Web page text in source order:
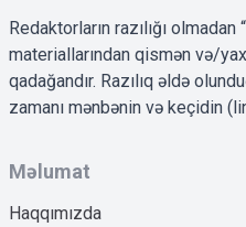
Redaktorların razılığı
materiallarından qismən və/
qadağandır. Razılıq əldə
zamanı mənbənin və keçidin
Məlumat
Haqqımızda